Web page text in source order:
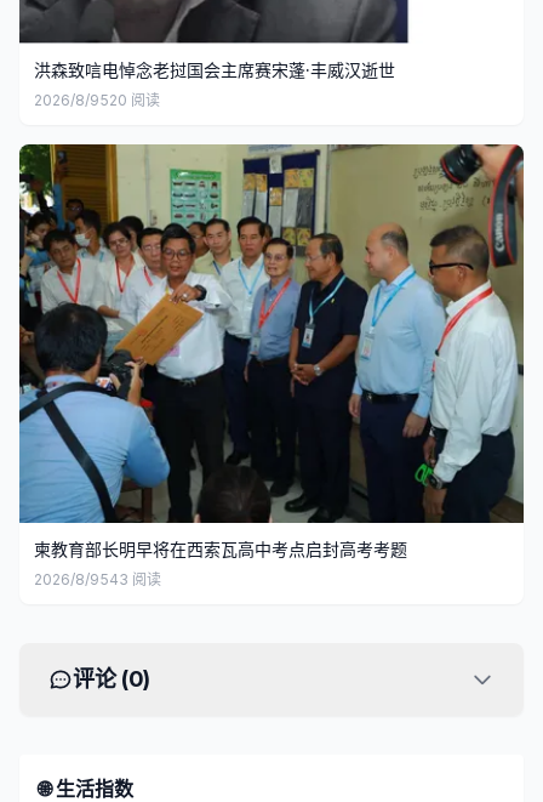
洪森致唁电悼念老挝国会主席赛宋蓬·丰威汉逝世
2026/8/9520 阅读
柬教育部长明早将在西索瓦高中考点启封高考考题
2026/8/9543 阅读
评论 (0)
🌐 生活指数